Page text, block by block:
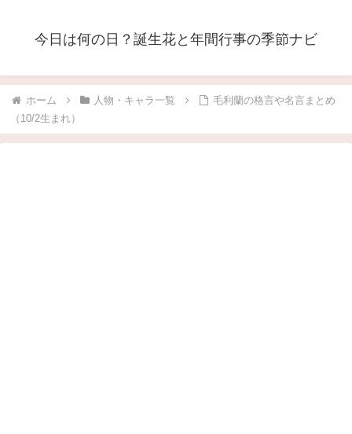
今日は何の日？誕生花と年間行事の季節ナビ
ホーム 人物・キャラ一覧
毛利蘭の格言や名言まとめ
（10/2生まれ）